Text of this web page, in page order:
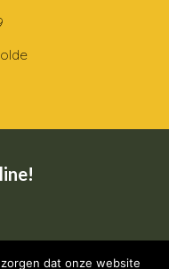
instelling
dat onze website